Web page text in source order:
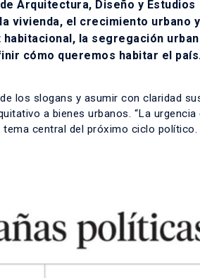
Arquitectura, Diseño y Estudios
vivienda, el crecimiento urbano
la segregación
cómo queremos habitar el
los slogans y asumir con claridad
a bienes urbanos. “La urgencia
tema central del próximo ciclo político.